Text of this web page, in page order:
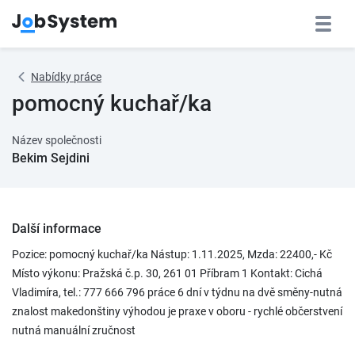
Nabídky práce
pomocný kuchař/ka
Název společnosti
Bekim Sejdini
Další informace
Pozice: pomocný kuchař/ka Nástup: 1.11.2025, Mzda: 22400,- Kč
Místo výkonu: Pražská č.p. 30, 261 01 Příbram 1 Kontakt: Cichá
Vladimíra, tel.: 777 666 796 práce 6 dní v týdnu na dvě směny-nutná
znalost makedonštiny výhodou je praxe v oboru - rychlé občerstvení
nutná manuální zručnost